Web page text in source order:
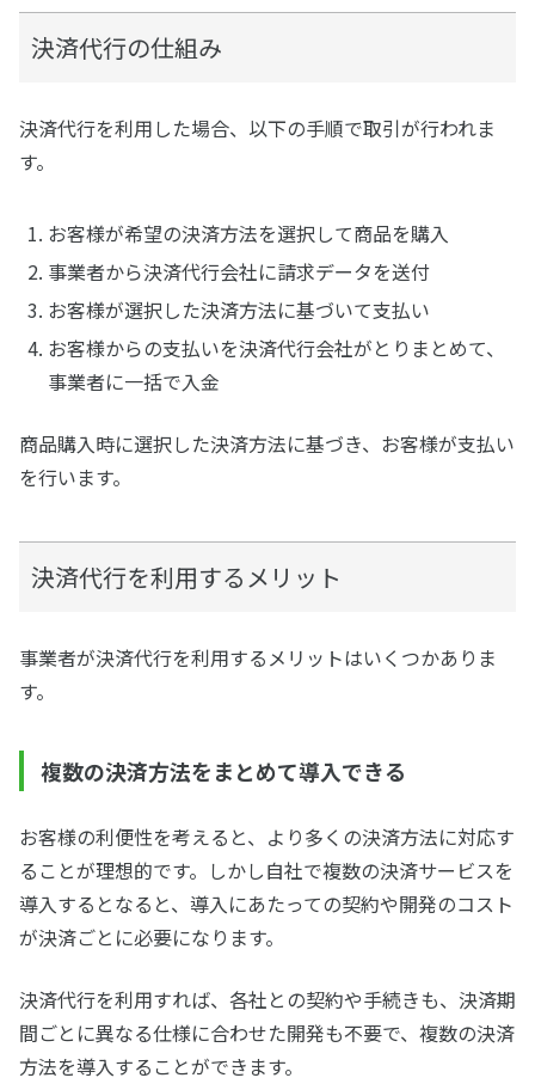
決済代行の仕組み
決済代行を利用した場合、以下の手順で取引が行われま
す。
お客様が希望の決済方法を選択して商品を購入
事業者から決済代行会社に請求データを送付
お客様が選択した決済方法に基づいて支払い
お客様からの支払いを決済代行会社がとりまとめて、
事業者に一括で入金
商品購入時に選択した決済方法に基づき、お客様が支払い
を行います。
決済代行を利用するメリット
事業者が決済代行を利用するメリットはいくつかありま
す。
複数の決済方法をまとめて導入できる
お客様の利便性を考えると、より多くの決済方法に対応す
ることが理想的です。しかし自社で複数の決済サービスを
導入するとなると、導入にあたっての契約や開発のコスト
が決済ごとに必要になります。
決済代行を利用すれば、各社との契約や手続きも、決済期
間ごとに異なる仕様に合わせた開発も不要で、複数の決済
方法を導入することができます。